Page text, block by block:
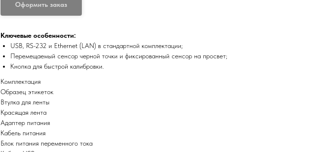
Оформить заказ
Ключевые особенности:
USB, RS-232 и Ethernet (LAN) в стандартной комплектации;
Перемещаемый сенсор черной точки и фиксированный сенсор на просвет;
Кнопка для быстрой калибровки.
Комплектация
Образец этикеток
Втулка для ленты
Красящая лента
Адаптер питания
Кабель питания
Блок питания переменного тока